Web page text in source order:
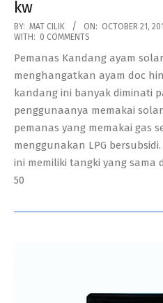
kw
2019-
10-
21
BY: MAT CILIK ON: OCTOBER 21,
WITH: 0 COMMENTS
Pemanas Kandang ayam
menghangatkan ayam doc
kandang ini banyak diminati
penggunaanya memakai
pemanas yang memakai gas
menggunakan LPG
ini memiliki tangki yang sama
50